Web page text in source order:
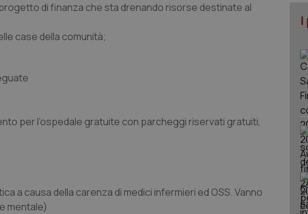
di finanza che sta drenando risorse destinate al
case della comunità;
per l’ospedale gratuite con parcheggi riservati gratuiti,
a causa della carenza di medici infermieri ed OSS. Vanno
mentale)
I